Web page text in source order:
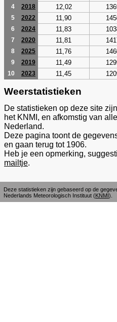
4 2018 12,02
5 2022 11,90
6 2024 11,83
7 2020 11,81
8 2025 11,76
9 2019 11,49
10 2023 11,45
Weerstatistieken
De statistieken op deze site
het KNMI, en afkomstig van
Nederland.
Deze pagina toont de
en gaan terug tot 1906.
Heb je een opmerking,
mailtje.
Deze statistieken zijn gebaseerd op de
Nederlands Meteorologisch Instituut (KNMI).